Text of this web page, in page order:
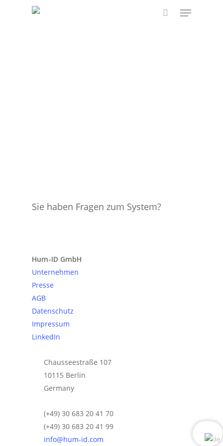
Menu
Sie haben Fragen zum System?
Hum-ID GmbH
Unternehmen
Presse
AGB
Datenschutz
Impressum
LinkedIn
Chausseestraße 107
10115 Berlin
Germany
(+49) 30 683 20 41 70
(+49) 30 683 20 41 99
info@hum-id.com